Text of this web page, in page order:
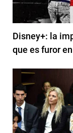
Disney+: la
que es furor